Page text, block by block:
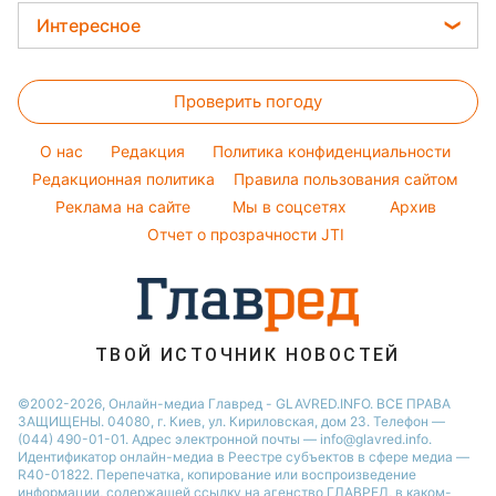
Ани Лорак
Кейт Миддлтон
Алла Пугачева
Настя Каменских
Виталий Козловский
Потап
Погода на завтра
Красивый маникюр
Модные ошибки
Советы от Андре Тана
Новости Львова
Новости Харькова
Новости Днепра
Новости Полтавы
Новости Сум
Новости Тернополя
Новости Черкассы
Новости Одессы
Интересное
Тесты по картинке
Оптические иллюзии
Народные приметы
Все о шоу-бизнесе
Проверить погоду
O нас Редакция
Политика конфиденциальности
Редакционная политика
Правила пользования сайтом
Реклама на сайте
Мы в соцсетях
Архив
Отчет о прозрачности JTI
ТВОЙ ИСТОЧНИК НОВОСТЕЙ
©2002-2026, Онлайн-медиа Главред - GLAVRED.INFO. ВСЕ ПРАВА
ЗАЩИЩЕНЫ. 04080, г. Киев, ул. Кириловская, дом 23. Телефон —
(044) 490-01-01. Адрес электронной почты — info@glavred.info.
Идентификатор онлайн-медиа в Реестре cубъектов в сфере медиа —
R40-01822. Перепечатка, копирование или воспроизведение
информации, содержащей ссылку на агенство ГЛАВРЕД, в каком-